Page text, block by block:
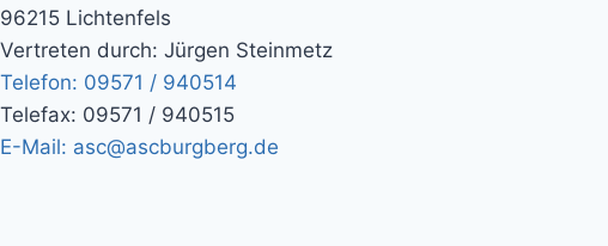
96215 Lichtenfels
Vertreten durch: Jürgen Steinmetz
Telefon: 09571 / 940514
Telefax: 09571 / 940515
E-Mail: asc@ascburgberg.de